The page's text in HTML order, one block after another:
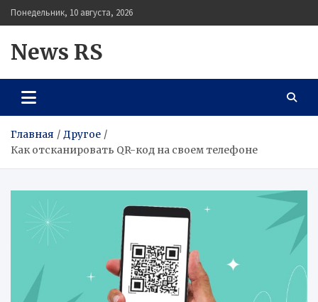
Перейти
к
Понедельник, 10 августа, 2026
News RS
Главная
Другое
Как отсканировать QR-код на своем телефоне